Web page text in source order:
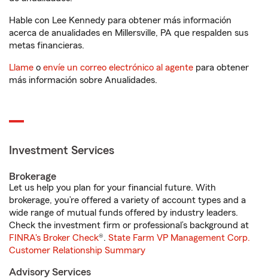
Hable con Lee Kennedy para obtener más información
acerca de anualidades en Millersville, PA que respalden sus
metas financieras.
Llame o envíe un correo electrónico al agente para obtener
más información sobre Anualidades.
Investment Services
Brokerage
Let us help you plan for your financial future. With
brokerage, you’re offered a variety of account types and a
wide range of mutual funds offered by industry leaders.
Check the investment firm or professional’s background at
FINRA's Broker Check®. State Farm VP Management Corp.
Customer Relationship Summary
Advisory Services